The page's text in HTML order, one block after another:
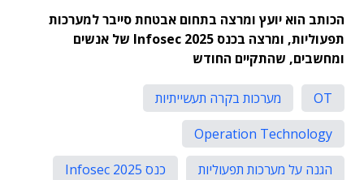
הכותב הוא יועץ ומרצה בתחום אבטחת סייבר למערכות
תפעוליות, ומרצה בכנס Infosec 2025 של אנשים
ומחשבים, שהתקיים החודש
OT
מערכות בקרה תעשייתיות
Operation Technology
הגנה על מערכות תפעוליות
כנס Infosec 2025